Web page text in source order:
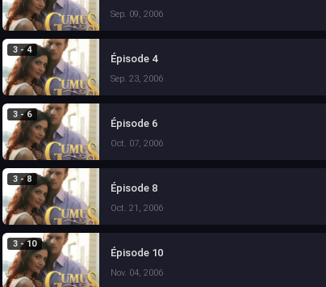
Sep. 09, 2006
3 - 4
Épisode 4
Sep. 23, 2006
3 - 6
Épisode 6
Oct. 07, 2006
3 - 8
Épisode 8
Oct. 21, 2006
3 - 10
Épisode 10
Nov. 04, 2006